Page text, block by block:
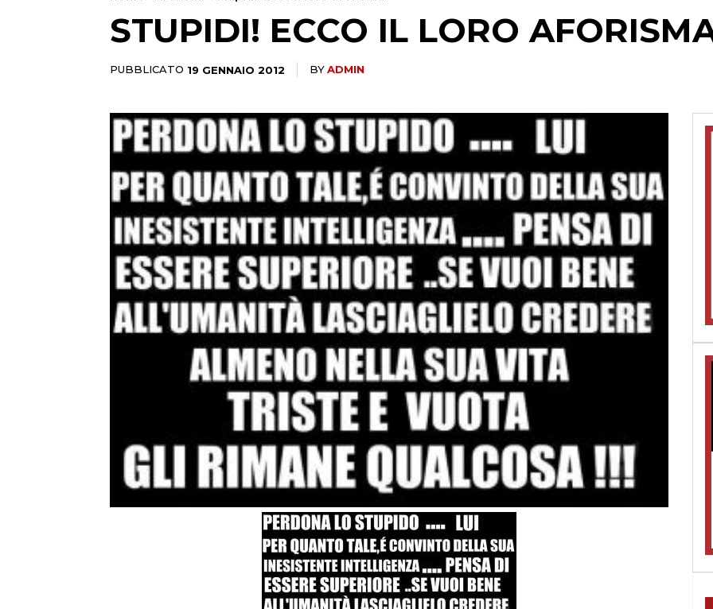
STUPIDI! ECCO IL LORO
PUBBLICATO 19 GENNAIO 2012 BYADMIN